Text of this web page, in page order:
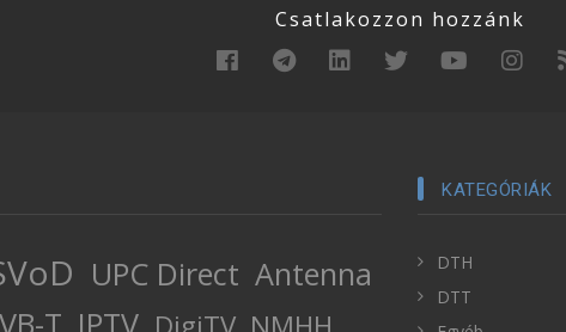
Csatlakozzon hozzánk
UPC Direct Antenna
KATEGÓRIÁK
DTH
DTT